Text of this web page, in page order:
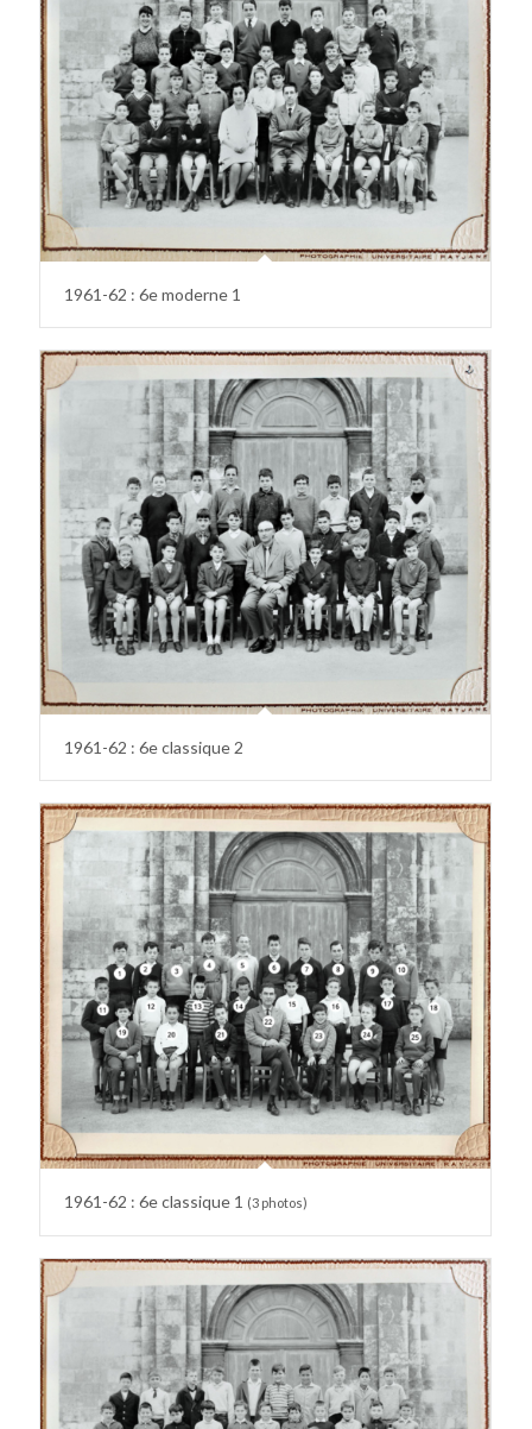
1961-62 : 6e moderne 1
1961-62 : 6e classique 2
1961-62 : 6e classique 1 (3 photos)